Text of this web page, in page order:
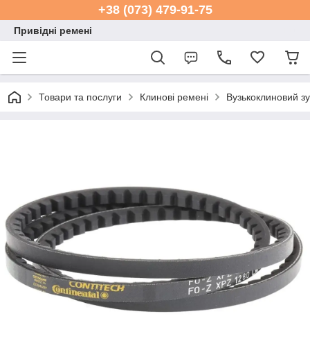
+38 (073) 479-91-75
Привідні ремені
Товари та послуги Клинові ремені Вузькоклиновий